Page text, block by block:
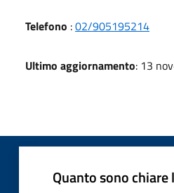
Telefono :02/905195214
Ultimo aggiornamento: 13
Quanto sono